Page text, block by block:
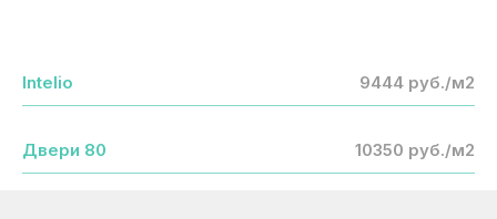
Intelio 9444 руб./м2
Двери 80 10350 руб./м2